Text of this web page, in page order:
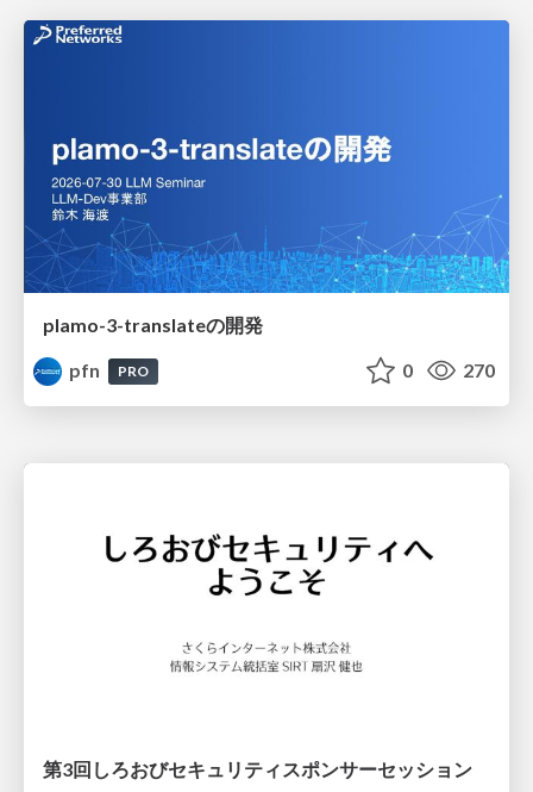
plamo-3-translateの開発
pfn
PRO 0 270
第3回しろおびセキュリティスポンサーセッション